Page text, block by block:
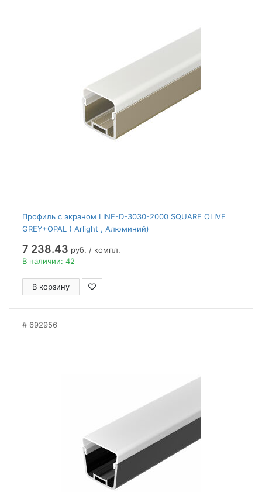
Профиль с экраном LINE-D-3030-2000 SQUARE OLIVE
GREY+OPAL ( Arlight , Алюминий)
7 238.43 руб. / компл.
В наличии: 42
В корзину
692956